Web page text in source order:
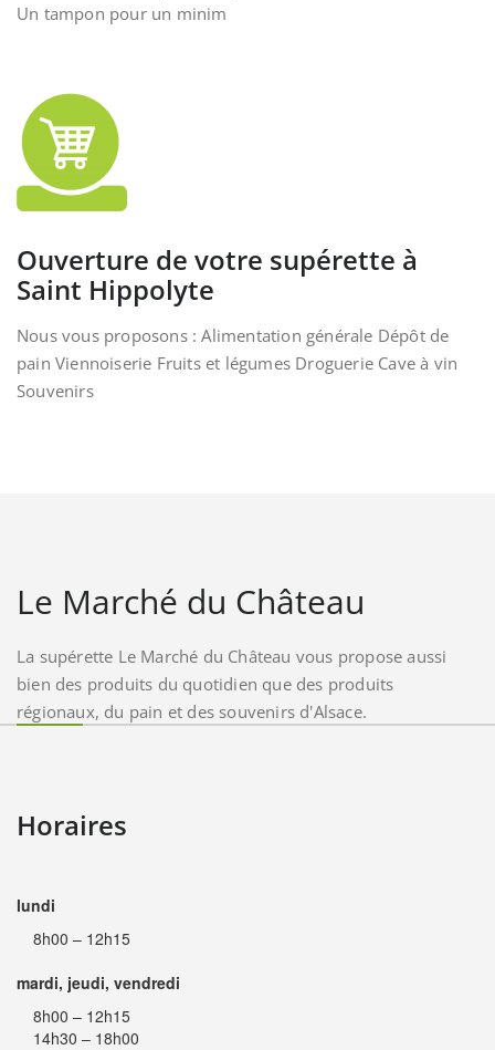
Un tampon pour un minim
Ouverture de votre supérette à
Saint Hippolyte
Nous vous proposons : Alimentation générale Dépôt de
pain Viennoiserie Fruits et légumes Droguerie Cave à vin
Souvenirs
Le Marché du Château
La supérette Le Marché du Château vous propose aussi
bien des produits du quotidien que des produits
régionaux, du pain et des souvenirs d'Alsace.
Horaires
lundi
8h00 – 12h15
mardi, jeudi, vendredi
8h00 – 12h15
14h30 – 18h00